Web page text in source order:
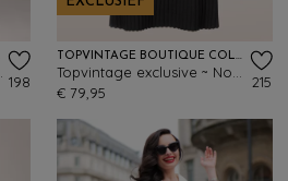
198
TOPVINTAGE BOUTIQUE COLLECTION
€ 79,95
215